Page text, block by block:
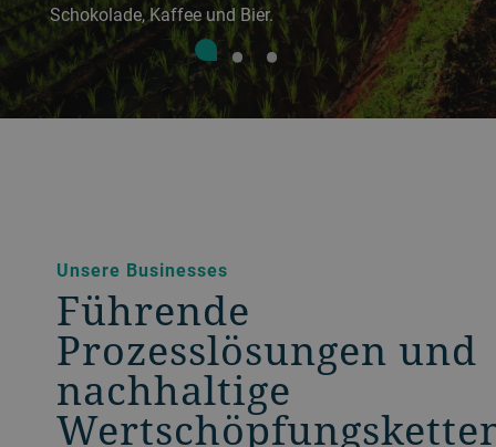
Schokolade, Kaffee und Bier.
Unsere Businesses
Führende
Prozesslösungen und
nachhaltige